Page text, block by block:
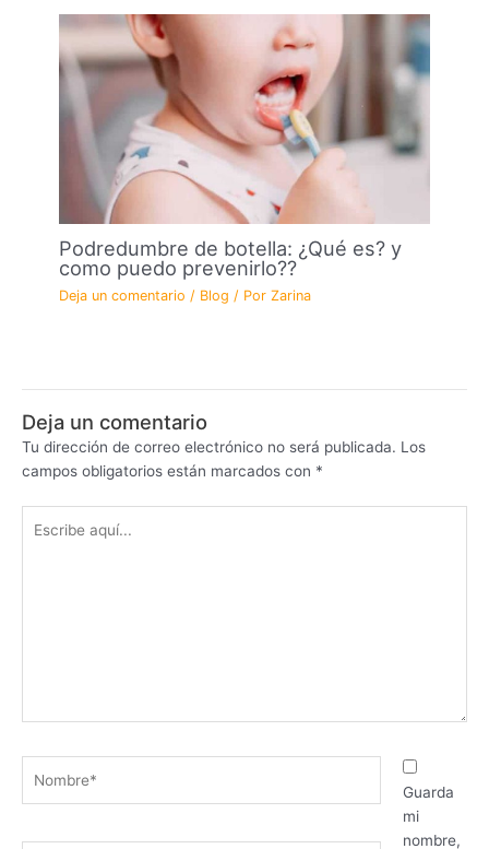
Podredumbre de botella: ¿Qué es? y
como puedo prevenirlo??
Deja un comentario / Blog / PorZarina
Deja un comentario
Tu dirección de correo electrónico no será publicada. Los
campos obligatorios están marcados con *
aquí...
Guarda
mi
nombre,